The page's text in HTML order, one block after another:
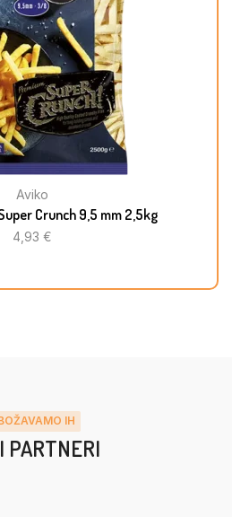
Aviko
Crunch 9,5 mm 2,5kg
4,93 €
IH
PARTNERI